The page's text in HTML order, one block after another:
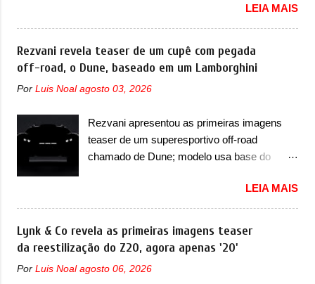
não deve ter agradado em nada os primeiros
consumidores). Pelas imagens teaser, se
percebe que o sedã contará com um novo
para-choque na dianteira. Ele passa a trazer
um vinco horizontal mais destacado que
logo abaixo do logotipo e dos faróis. Ele ainda
possui um espaço para a placa novo abaixo
do vinco e uma nova entrada de ar inferio...
como uma marca com utilitários esportivos, a
Fang Cheng Bao nasceu como uma empresa
voltada a desenvolver utilitários esportivos
com uma pegada mais off-road. E isso
funcionou muito bem com o lançamento dos
modelos Bao 5 e Bao 8, além do Tai 3 e Tai 7.
vez no segmento de... sedãs. Antecipado por
imagens teaser, o Formula S será o primeiro
três volumes da Fang Cheng Bao, que
Denza. Até o momento, a marca divulgou
algumas imagens externas e informações
sobre o sedã, que terá seu lançamento ainda
neste ano de 2026. Em termos de design, o
Formula S segue basicamente as mesmas
LEIA MAIS
Rezvani revela teaser de um cupê com pegada
off-road, o Dune, baseado em um Lamborghini
Por Luis Noal agosto 03, 2026
Rezvani apresentou as primeiras imagens
teaser de um superesportivo off-road
chamado de Dune; modelo usa base do
Rezvani apresentou as primeiras imagens
teaser de um novo superesportivo que vai
oferecer aos seus consumidores. Trata-se do
Dune, um cupê superesportivo que terá uma
proposta off-road assim como outros
esportivos recentemente tiveram, como o
LEIA MAIS
Lynk & Co revela as primeiras imagens teaser
da reestilização do Z20, agora apenas '20'
Por Luis Noal agosto 06, 2026